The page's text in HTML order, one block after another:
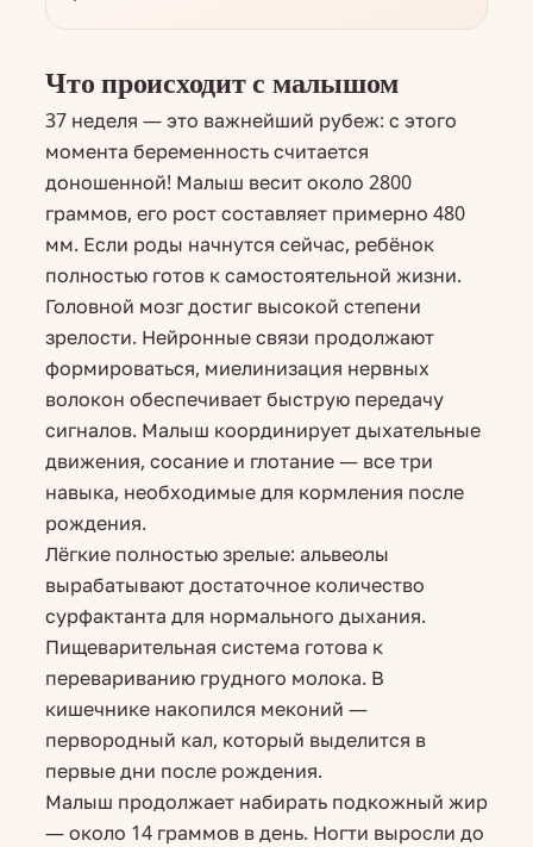
Что происходит с малышом
37 неделя — это важнейший рубеж: с этого
момента беременность считается
доношенной! Малыш весит около 2800
граммов, его рост составляет примерно 480
мм. Если роды начнутся сейчас, ребёнок
полностью готов к самостоятельной жизни.
Головной мозг достиг высокой степени
зрелости. Нейронные связи продолжают
формироваться, миелинизация нервных
волокон обеспечивает быструю передачу
сигналов. Малыш координирует дыхательные
движения, сосание и глотание — все три
навыка, необходимые для кормления после
рождения.
Лёгкие полностью зрелые: альвеолы
вырабатывают достаточное количество
сурфактанта для нормального дыхания.
Пищеварительная система готова к
перевариванию грудного молока. В
кишечнике накопился меконий —
первородный кал, который выделится в
первые дни после рождения.
Малыш продолжает набирать подкожный жир
— около 14 граммов в день. Ногти выросли до